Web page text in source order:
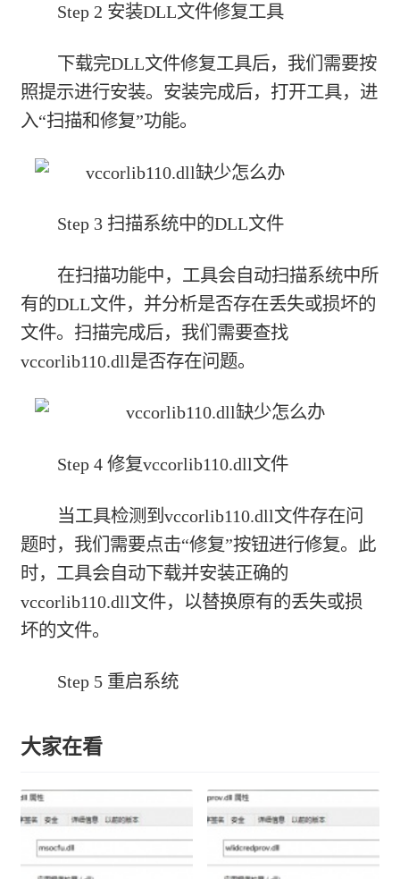
Step 2 安装DLL文件修复工具
下载完DLL文件修复工具后，我们需要按
照提示进行安装。安装完成后，打开工具，进
入“扫描和修复”功能。
Step 3 扫描系统中的DLL文件
在扫描功能中，工具会自动扫描系统中所
有的DLL文件，并分析是否存在丢失或损坏的
文件。扫描完成后，我们需要查找
vccorlib110.dll是否存在问题。
Step 4 修复vccorlib110.dll文件
当工具检测到vccorlib110.dll文件存在问
题时，我们需要点击“修复”按钮进行修复。此
时，工具会自动下载并安装正确的
vccorlib110.dll文件，以替换原有的丢失或损
坏的文件。
Step 5 重启系统
大家在看